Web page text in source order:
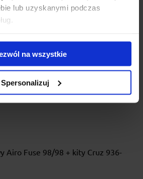
lub uzyskanymi podczas
na wszystkie
Spersonalizuj
to najnowszy system bagażników
do samochodów z relingami
935.00 zł